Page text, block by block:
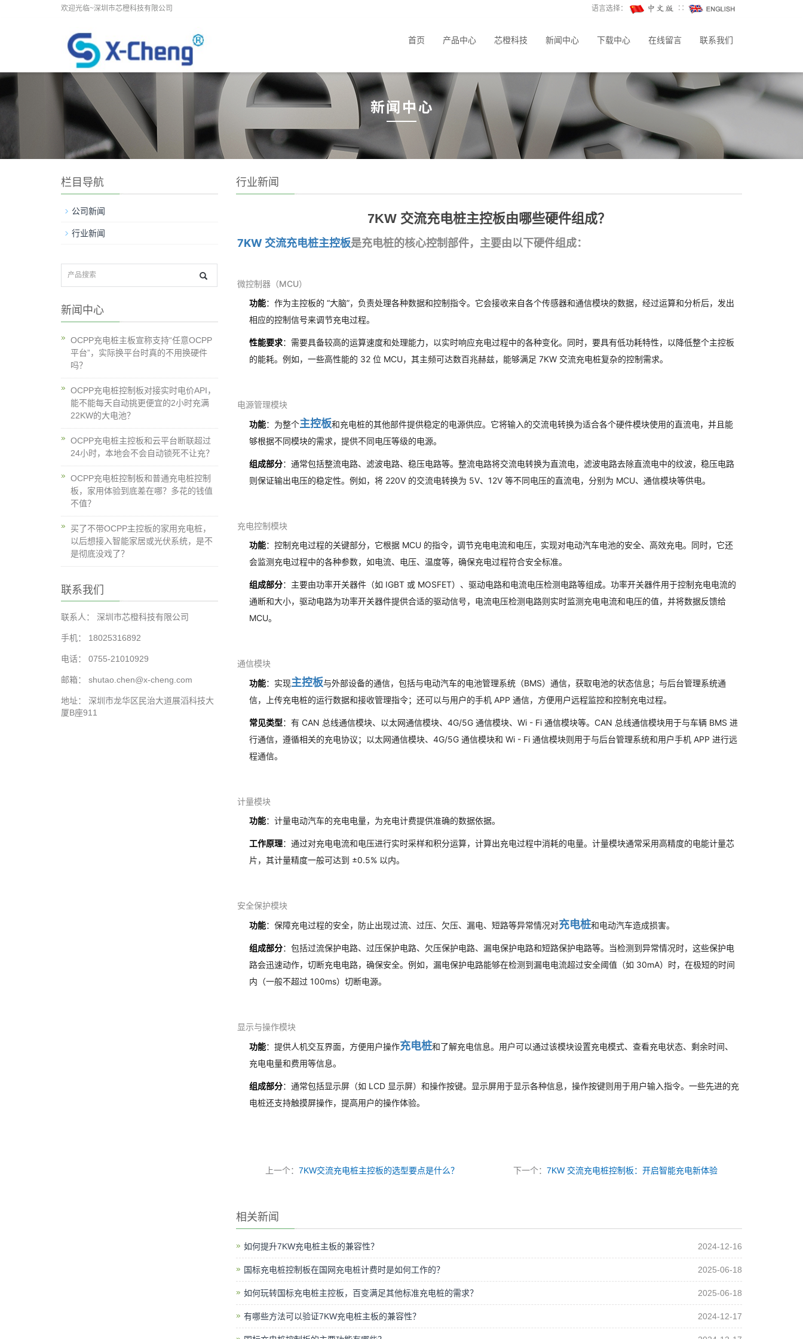
欢迎光临~深圳市芯橙科技有限公司 语言选择： ∷
首页 产品中心 芯橙科技 新闻中心 下载中心 在线留言 联系我们
行业新闻
7KW 交流充电桩主控板由哪些硬件组成？
7KW 交流充电桩主控板是充电桩的核心控制部件，主要由以下硬件组成：
微控制器（MCU）
功能：作为主控板的 “大脑”，负责处理各种数据和控制指令。它会接收来自各个传感器和通信模块的数据，经过运算和分析后，发出
相应的控制信号来调节充电过程。
性能要求：需要具备较高的运算速度和处理能力，以实时响应充电过程中的各种变化。同时，要具有低功耗特性，以降低整个主控板
的能耗。例如，一些高性能的 32 位 MCU，其主频可达数百兆赫兹，能够满足 7KW 交流充电桩复杂的控制需求。
电源管理模块
功能：为整个主控板和充电桩的其他部件提供稳定的电源供应。它将输入的交流电转换为适合各个硬件模块使用的直流电，并且能
够根据不同模块的需求，提供不同电压等级的电源。
组成部分：通常包括整流电路、滤波电路、稳压电路等。整流电路将交流电转换为直流电，滤波电路去除直流电中的纹波，稳压电路
则保证输出电压的稳定性。例如，将 220V 的交流电转换为 5V、12V 等不同电压的直流电，分别为 MCU、通信模块等供电。
充电控制模块
功能：控制充电过程的关键部分，它根据 MCU 的指令，调节充电电流和电压，实现对电动汽车电池的安全、高效充电。同时，它还
会监测充电过程中的各种参数，如电流、电压、温度等，确保充电过程符合安全标准。
组成部分：主要由功率开关器件（如 IGBT 或 MOSFET）、驱动电路和电流电压检测电路等组成。功率开关器件用于控制充电电流的
通断和大小，驱动电路为功率开关器件提供合适的驱动信号，电流电压检测电路则实时监测充电电流和电压的值，并将数据反馈给
MCU。
通信模块
功能：实现主控板与外部设备的通信，包括与电动汽车的电池管理系统（BMS）通信，获取电池的状态信息；与后台管理系统通
信，上传充电桩的运行数据和接收管理指令；还可以与用户的手机 APP 通信，方便用户远程监控和控制充电过程。
常见类型：有 CAN 总线通信模块、以太网通信模块、4G/5G 通信模块、Wi - Fi 通信模块等。CAN 总线通信模块用于与车辆 BMS 进
行通信，遵循相关的充电协议；以太网通信模块、4G/5G 通信模块和 Wi - Fi 通信模块则用于与后台管理系统和用户手机 APP 进行远
程通信。
计量模块
功能：计量电动汽车的充电电量，为充电计费提供准确的数据依据。
工作原理：通过对充电电流和电压进行实时采样和积分运算，计算出充电过程中消耗的电量。计量模块通常采用高精度的电能计量芯
片，其计量精度一般可达到 ±0.5% 以内。
安全保护模块
功能：保障充电过程的安全，防止出现过流、过压、欠压、漏电、短路等异常情况对充电桩和电动汽车造成损害。
组成部分：包括过流保护电路、过压保护电路、欠压保护电路、漏电保护电路和短路保护电路等。当检测到异常情况时，这些保护电
路会迅速动作，切断充电电路，确保安全。例如，漏电保护电路能够在检测到漏电电流超过安全阈值（如 30mA）时，在极短的时间
内（一般不超过 100ms）切断电源。
显示与操作模块
功能：提供人机交互界面，方便用户操作充电桩和了解充电信息。用户可以通过该模块设置充电模式、查看充电状态、剩余时间、
充电电量和费用等信息。
组成部分：通常包括显示屏（如 LCD 显示屏）和操作按键。显示屏用于显示各种信息，操作按键则用于用户输入指令。一些先进的充
电桩还支持触摸屏操作，提高用户的操作体验。
上一个：7KW交流充电桩主控板的选型要点是什么？ 下一个：7KW 交流充电桩控制板：开启智能充电新体验
相关新闻
如何提升7KW充电桩主板的兼容性？ 2024-12-16
国标充电桩控制板在国网充电桩计费时是如何工作的？ 2025-06-18
如何玩转国标充电桩主控板，百变满足其他标准充电桩的需求？ 2025-06-18
有哪些方法可以验证7KW充电桩主板的兼容性？ 2024-12-17
栏目导航
公司新闻
行业新闻
新闻中心
OCPP充电桩主板宣称支持“任意OCPP
平台”，实际换平台时真的不用换硬件
吗？
OCPP充电桩控制板对接实时电价API，
能不能每天自动挑更便宜的2小时充满
22KW的大电池？
OCPP充电桩主控板和云平台断联超过
24小时，本地会不会自动锁死不让充？
OCPP充电桩控制板和普通充电桩控制
板，家用体验到底差在哪？多花的钱值
不值？
买了不带OCPP主控板的家用充电桩，
以后想接入智能家居或光伏系统，是不
是彻底没戏了？
联系我们
联系人： 深圳市芯橙科技有限公司
手机： 18025316892
电话： 0755-21010929
邮箱： shutao.chen@x-cheng.com
地址： 深圳市龙华区民治大道展滔科技大
厦B座911